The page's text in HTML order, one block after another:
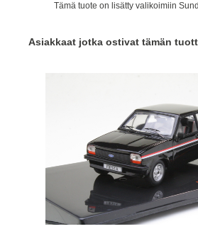
Tämä tuote on lisätty valikoimiin
Asiakkaat jotka ostivat tämän